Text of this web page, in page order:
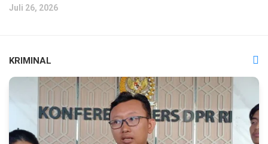
Juli 26, 2026
KRIMINAL